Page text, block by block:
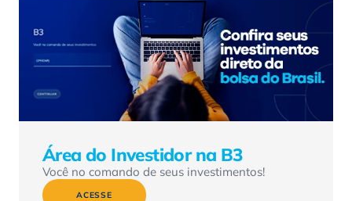
Área do Investidor na B3
Você no comando de seus investimentos!
ACESSE